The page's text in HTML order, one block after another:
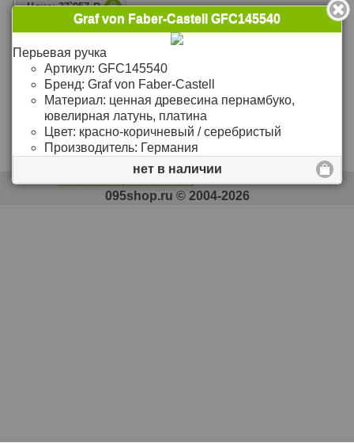
Цена: 37`957Р
Graf von Faber-Castell FC145520
Ручка перьевая "Graf von Faber-Castell"
корпус изготовлен из дерева - гренадиловое с
платиновым покрытием, перо - 18-ти каратное золото
иридиевый кончик
толщина — М
Цена: 37`957
полная версия сайта, +7 495 545-13-74
095shop.ru © 2004-2026
Graf von Faber-Castell GFC145540
Перьевая ручка
Артикул: GFC145540
Бренд: Graf von Faber-Castell
Материал: ценная древесина пернамбуко,
ювелирная латунь, платина
Цвет: красно-коричневый / серебристый
Производитель: Германия
нет в наличии